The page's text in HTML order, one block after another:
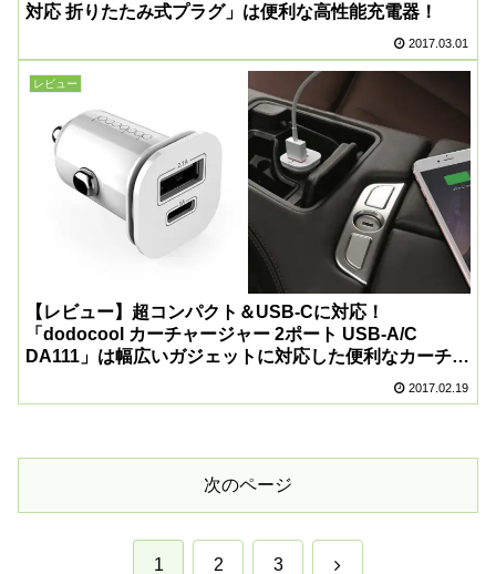
対応 折りたたみ式プラグ」は便利な高性能充電器！
2017.03.01
レビュー
【レビュー】超コンパクト＆USB-Cに対応！
「dodocool カーチャージャー 2ポート USB-A/C
DA111」は幅広いガジェットに対応した便利なカーチャ
2017.02.19
次のページ
1 2 3 次